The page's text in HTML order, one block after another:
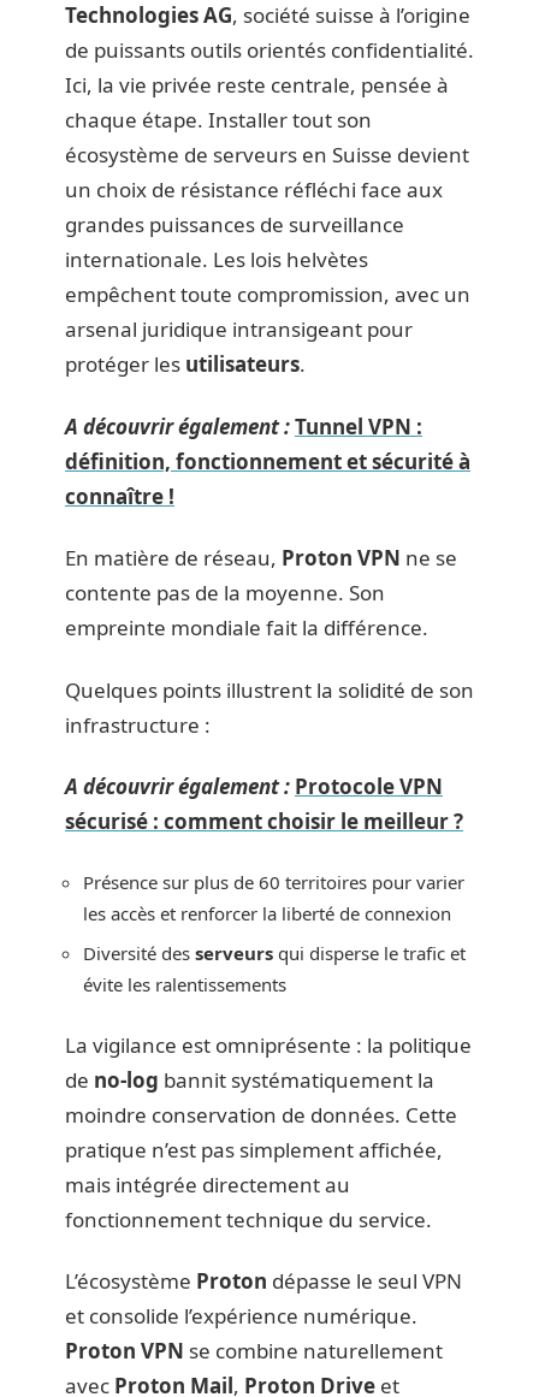
Technologies AG, société suisse à l’origine
de puissants outils orientés confidentialité.
Ici, la vie privée reste centrale, pensée à
chaque étape. Installer tout son
écosystème de serveurs en Suisse devient
un choix de résistance réfléchi face aux
grandes puissances de surveillance
internationale. Les lois helvètes
empêchent toute compromission, avec un
arsenal juridique intransigeant pour
protéger les utilisateurs.
A découvrir également :Tunnel VPN :
définition, fonctionnement et sécurité à
connaître !
En matière de réseau, Proton VPN ne se
contente pas de la moyenne. Son
empreinte mondiale fait la différence.
Quelques points illustrent la solidité de son
infrastructure :
A découvrir également : Protocole VPN
sécurisé : comment choisir le meilleur ?
Présence sur plus de 60 territoires pour varier
les accès et renforcer la liberté de connexion
Diversité des serveurs qui disperse le trafic et
évite les ralentissements
La vigilance est omniprésente : la politique
de no-log bannit systématiquement la
moindre conservation de données. Cette
pratique n’est pas simplement affichée,
mais intégrée directement au
fonctionnement technique du service.
L’écosystème Proton dépasse le seul VPN
et consolide l’expérience numérique.
Proton VPN se combine naturellement
avec Proton Mail, Proton Drive et